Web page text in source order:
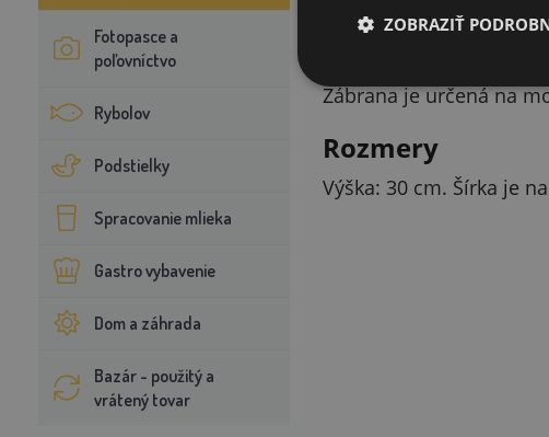
Fotopasce a
poľovníctvo
Rybolov
Podstielky
Spracovanie mlieka
Gastro vybavenie
Dom a záhrada
Bazár - použitý a
vrátený tovar
Zábrana je určená na
Rozmery
Výška: 30 cm. Šírka je
ZOBRAZIŤ